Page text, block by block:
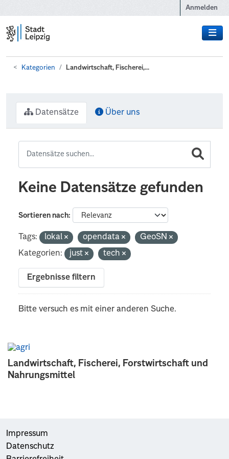
Anmelden
Kategorien Landwirtschaft, Fischerei,...
Landwirtschaft, Fischerei, Forstwirtschaft und
Nahrungsmittel
Datensätze Über uns
Keine Datensätze gefunden
Sortieren nach
Tags: lokal opendata
GeoSN
Kategorien:
just tech
Ergebnisse filtern
Bitte versuch es mit einer anderen Suche.
Impressum
Datenschutz